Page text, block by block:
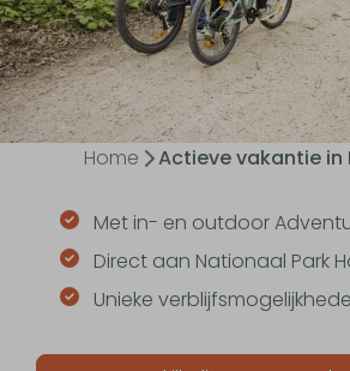
Home Actieve vakantie in
Met in- en outdoor
Direct aan Nationaal Park
Unieke